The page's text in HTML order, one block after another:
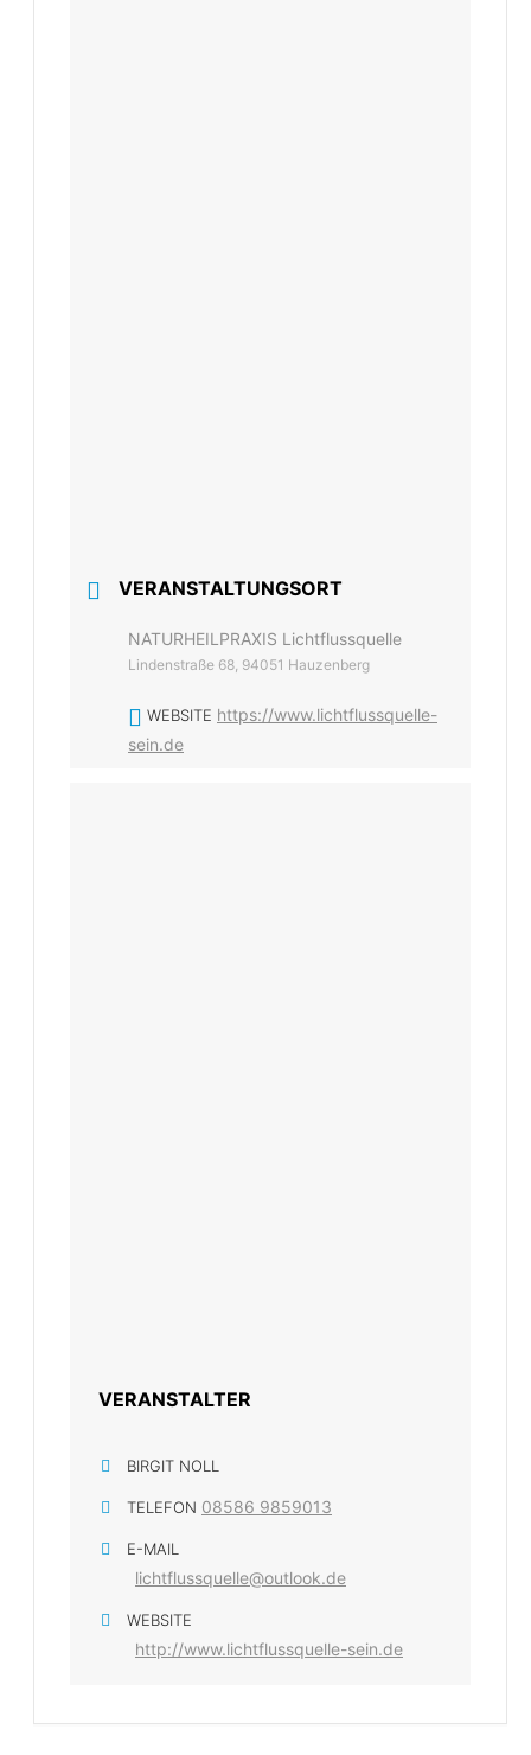
VERANSTALTUNGSORT
NATURHEILPRAXIS Lichtflussquelle
Lindenstraße 68, 94051 Hauzenberg
WEBSITE https://www.lichtflussquelle-
sein.de
VERANSTALTER
BIRGIT NOLL
TELEFON 08586 9859013
E-MAIL
lichtflussquelle@outlook.de
WEBSITE
http://www.lichtflussquelle-sein.de